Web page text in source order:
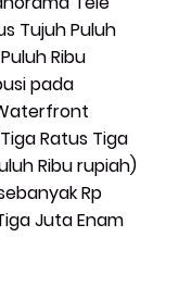
Tujuh Puluh
Ribu
pada
Ratus Tiga
Ribu rupiah)
Rp
Juta Enam